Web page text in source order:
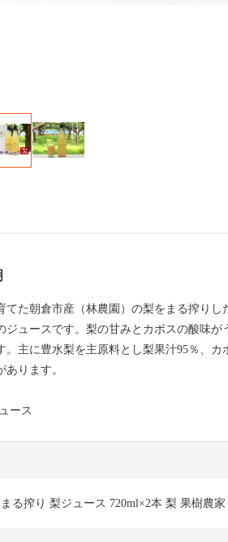
てた朝倉市産（林農園）の梨をまる搾りし
ジュースです。梨の甘みとカボスの酸味
。主に豊水梨を主原料とし梨果汁95％、
あります。
ース
る搾り 梨ジュース 720ml×2本 梨 果樹農家